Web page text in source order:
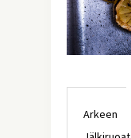
Arkeen